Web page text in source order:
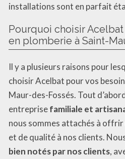
installations sont en parfait
Pourquoi choisir
en plomberie à Saint-
Il y a plusieurs raisons pour
choisir Acelbat pour vos
Maur-des-Fossés. Tout
entreprisefamiliale et
nous sommes attachés à
et de qualité à nos clients.
bien notés par nos clients,